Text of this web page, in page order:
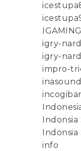
IGAMING
igry-
igry-
impro-
Indonsia
Indonsia
info